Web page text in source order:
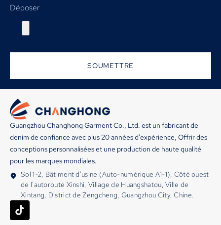
Déposer
SOUMETTRE
Guangzhou Changhong Garment Co., Ltd. est un fabricant de
denim de confiance avec plus 20 années d'expérience, Offrir des
conceptions personnalisées et une production de haute qualité
pour les marques mondiales.
Sol 1-2, Bâtiment d'usine (Auto-numérique A1-1), Côté ouest
de l'autoroute Xinshi, Village de Huangshatou, Ville de
Xintang, District de Zengcheng, Guangzhou City, Chine.